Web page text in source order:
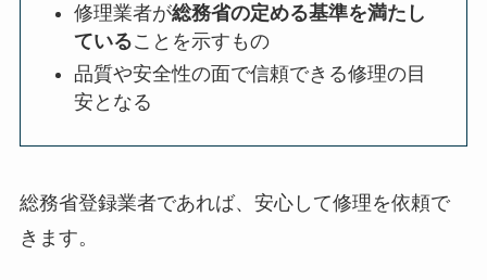
修理業者が総務省の定める基準を満たし
ていることを示すもの
品質や安全性の面で信頼できる修理の目
安となる
総務省登録業者であれば、安心して修理を依頼で
きます。